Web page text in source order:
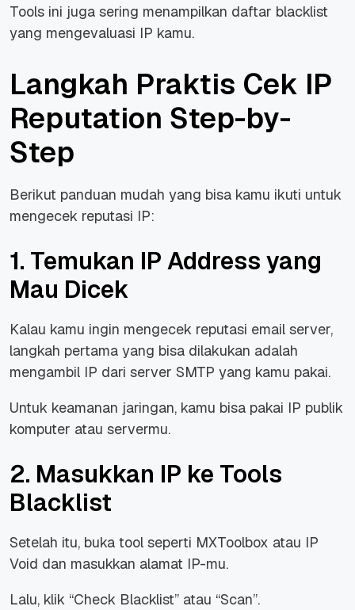
Tools ini juga sering menampilkan daftar blacklist
yang mengevaluasi IP kamu.
Langkah Praktis Cek IP
Reputation Step-by-
Step
Berikut panduan mudah yang bisa kamu ikuti untuk
mengecek reputasi IP:
1. Temukan IP Address yang
Mau Dicek
Kalau kamu ingin mengecek reputasi email server,
langkah pertama yang bisa dilakukan adalah
mengambil IP dari server SMTP yang kamu pakai.
Untuk keamanan jaringan, kamu bisa pakai IP publik
komputer atau servermu.
2. Masukkan IP ke Tools
Blacklist
Setelah itu, buka tool seperti MXToolbox atau IP
Void dan masukkan alamat IP-mu.
Lalu, klik “Check Blacklist” atau “Scan”.